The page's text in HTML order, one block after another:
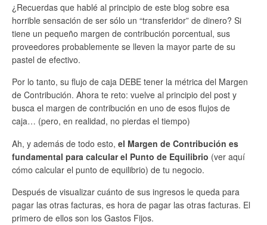
¿Recuerdas que hablé al principio de este blog sobre esa
horrible sensación de ser sólo un “transferidor” de dinero? Si
tiene un pequeño margen de contribución porcentual, sus
proveedores probablemente se lleven la mayor parte de su
pastel de efectivo.
Por lo tanto, su flujo de caja DEBE tener la métrica del Margen
de Contribución. Ahora te reto: vuelve al principio del post y
busca el margen de contribución en uno de esos flujos de
caja… (pero, en realidad, no pierdas el tiempo)
Ah, y además de todo esto, el Margen de Contribución es
fundamental para calcular el Punto de Equilibrio (ver aquí
cómo calcular el punto de equilibrio) de tu negocio.
Después de visualizar cuánto de sus ingresos le queda para
pagar las otras facturas, es hora de pagar las otras facturas. El
primero de ellos son los Gastos Fijos.